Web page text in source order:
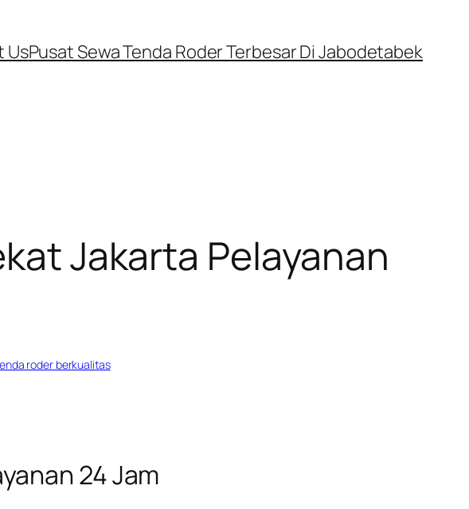
UsPusat Sewa Tenda Roder Terbesar Di Jabodetabek
Jakarta Pelayanan
roder berkualitas
24 Jam